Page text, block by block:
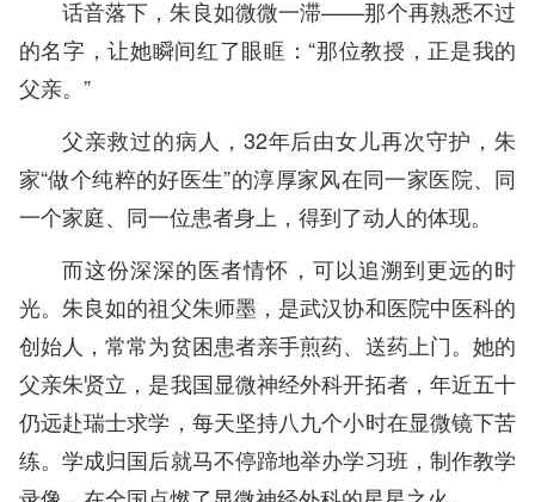
话音落下，朱良如微微一滞——那个再熟悉不过
的名字，让她瞬间红了眼眶：“那位教授，正是我的
父亲。”
父亲救过的病人，32年后由女儿再次守护，朱
家“做个纯粹的好医生”的淳厚家风在同一家医院、同
一个家庭、同一位患者身上，得到了动人的体现。
而这份深深的医者情怀，可以追溯到更远的时
光。朱良如的祖父朱师墨，是武汉协和医院中医科的
创始人，常常为贫困患者亲手煎药、送药上门。她的
父亲朱贤立，是我国显微神经外科开拓者，年近五十
仍远赴瑞士求学，每天坚持八九个小时在显微镜下苦
练。学成归国后就马不停蹄地举办学习班，制作教学